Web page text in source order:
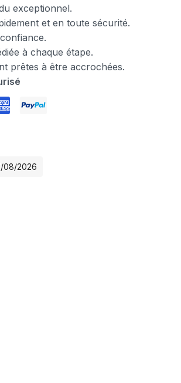
exceptionnel.
et en toute sécurité.
à chaque étape.
prêtes à être accrochées.
08/2026